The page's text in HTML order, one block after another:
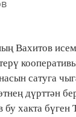
Вахитов
сатуга
дүрттән
хакта бүген